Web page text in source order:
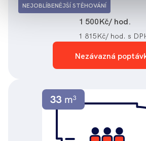
NEJOBLÍBENĚJŠÍ STĚHOVÁNÍ
1 500Kč/ hod.
1 815Kč/ hod. s
Nezávazná